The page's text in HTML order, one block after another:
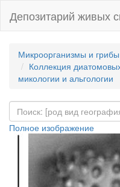
Депозитарий живых
Микроорганизмы и грибы
Коллекция
микологии и альгологии
Полное изображение